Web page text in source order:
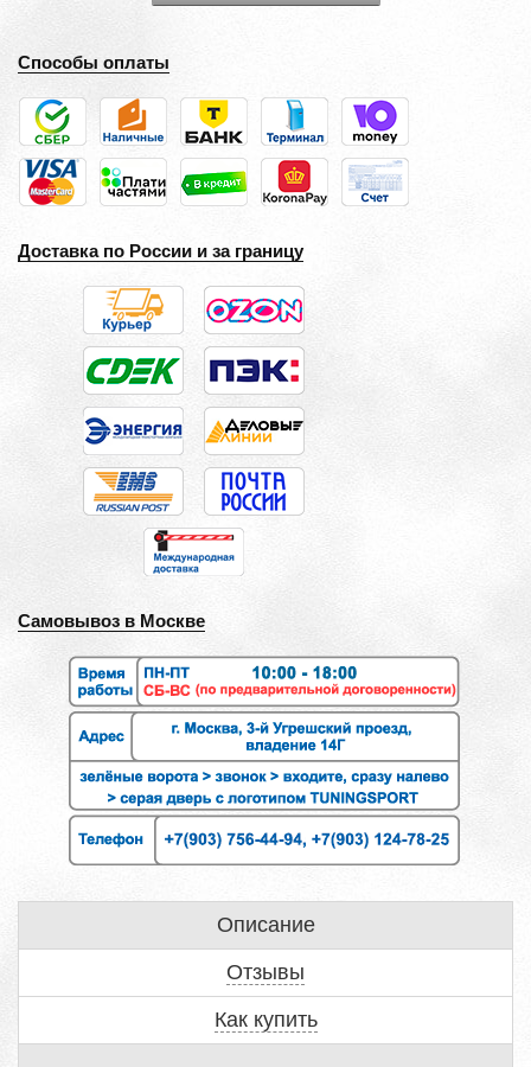
Способы оплаты
Доставка по России и за границу
Самовывоз в Москве
Описание
Отзывы
Как купить